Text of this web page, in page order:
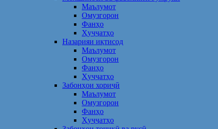
Маълумот
Омузгорон
Фанҳо
Ҳуҷҷатҳо
Назарияи иқтисод
Маълумот
Омузгорон
Фанҳо
Ҳуҷҷатҳо
Забонҳои хориҷӣ
Маълумот
Омузгорон
Фанҳо
Ҳуҷҷатҳо